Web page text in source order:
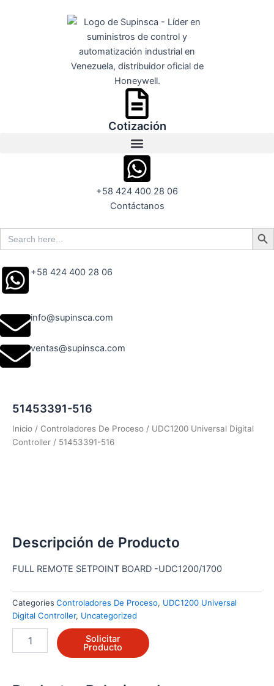
Cotización
+58 424 400 28 06
Contáctanos
Search
for:
Search
+58 424 400 28 06
info@supinsca.com
ventas@supinsca.com
51453391-516
Inicio / Controladores De Proceso / UDC1200 Universal Digital
Controller / 51453391-516
Descripción de Producto
FULL REMOTE SETPOINT BOARD -UDC1200/1700
Categories Controladores De Proceso, UDC1200 Universal
Digital Controller, Uncategorized
Solicitar
Producto